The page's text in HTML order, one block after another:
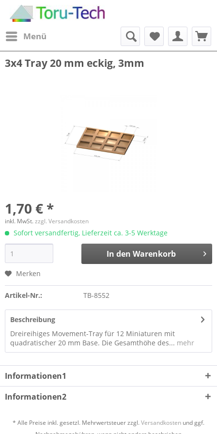
Menü
3x4 Tray 20 mm eckig, 3mm
1,70 € *
inkl. MwSt.zzgl. Versandkosten
Sofort versandfertig, Lieferzeit ca. 3-5 Werktage
In den Warenkorb
Merken
Artikel-Nr.: TB-8552
Beschreibung
Dreireihiges Movement-Tray für 12 Miniaturen mit
quadratischer 20 mm Base. Die Gesamthöhe des... mehr
Informationen1
Informationen2
* Alle Preise inkl. gesetzl. Mehrwertsteuer zzgl.Versandkosten und ggf.